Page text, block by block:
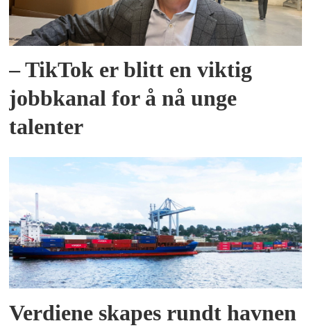
– TikTok er blitt en viktig
jobbkanal for å nå unge
talenter
Verdiene skapes rundt havnen